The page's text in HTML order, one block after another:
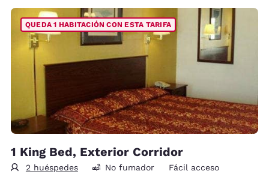
QUEDA 1 HABITACIÓN CON ESTA TARIFA
1 King Bed, Exterior Corridor
2 huéspedes No fumador
Fácil acceso